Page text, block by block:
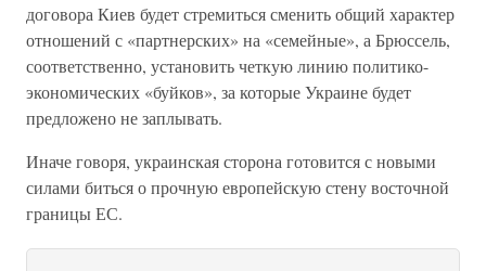
договора Киев будет стремиться сменить общий характер
отношений с «партнерских» на «семейные», а Брюссель,
соответственно, установить четкую линию политико-
экономических «буйков», за которые Украине будет
предложено не заплывать.
Иначе говоря, украинская сторона готовится с новыми
силами биться о прочную европейскую стену восточной
границы ЕС.